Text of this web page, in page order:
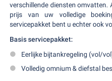
verschillende diensten omvatten.
prijs van uw volledige
servicepakket bent u echter ook
Basis servicepakket:
Eerlijke bijtankregeling (vol/
Volledig omnium & diefstal